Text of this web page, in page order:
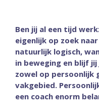
Ben jij al een tijd
eigenlijk op zoek
natuurlijk logisch,
in beweging en blijf
zowel op persoonlijk
vakgebied.
een coach enorm